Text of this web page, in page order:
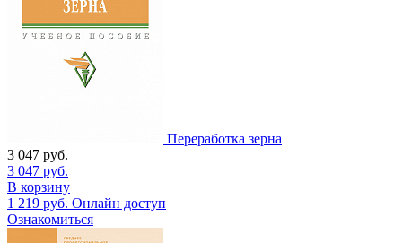
Переработка зерна
3 047 руб.
3 047 руб.
В корзину
1 219 руб. Онлайн доступ
Ознакомиться